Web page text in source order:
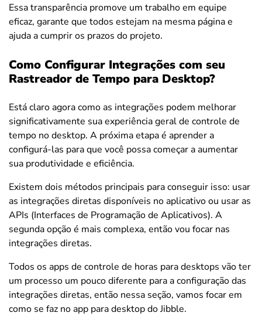
Essa transparência promove um trabalho em equipe
eficaz, garante que todos estejam na mesma página e
ajuda a cumprir os prazos do projeto.
Como Configurar Integrações com seu
Rastreador de Tempo para Desktop?
Está claro agora como as integrações podem melhorar
significativamente sua experiência geral de controle de
tempo no desktop. A próxima etapa é aprender a
configurá-las para que você possa começar a aumentar
sua produtividade e eficiência.
Existem dois métodos principais para conseguir isso: usar
as integrações diretas disponíveis no aplicativo ou usar as
APIs (Interfaces de Programação de Aplicativos). A
segunda opção é mais complexa, então vou focar nas
integrações diretas.
Todos os apps de controle de horas para desktops vão ter
um processo um pouco diferente para a configuração das
integrações diretas, então nessa seção, vamos focar em
como se faz no app para desktop do Jibble.